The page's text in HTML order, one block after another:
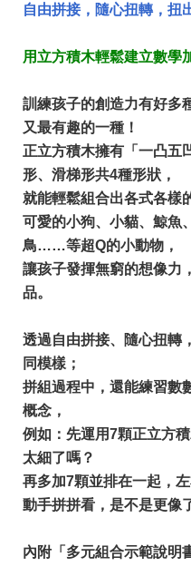
自由拼接，隨心扭轉，扭
用立方積木輕鬆建立數學
訓練孩子的創造力有好多
又最有趣的一種！
正立方積木擁有「一凸五
形、滑梯形共4種形狀，
就能輕鬆組合出各式各樣
可愛的小狗、小貓、鯨魚
鳥……等超Q的小動物，
讓孩子發揮無窮的想像力
品。
透過自由拼接、隨心扭轉
同模樣；
拼組過程中，還能練習數
概念，
例如：先運用7顆正立方
太細了嗎？
再多加7顆並排在一起，
動手拼拼看，是不是更像
內附「多元組合示範說明